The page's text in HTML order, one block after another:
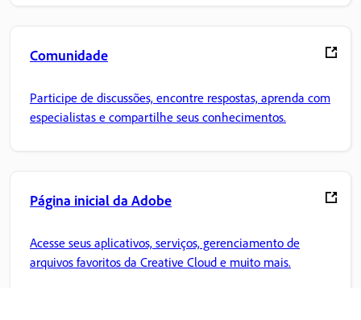
Comunidade
Participe de discussões, encontre respostas, aprenda com
especialistas e compartilhe seus conhecimentos.
Página inicial da Adobe
Acesse seus aplicativos, serviços, gerenciamento de
arquivos favoritos da Creative Cloud e muito mais.